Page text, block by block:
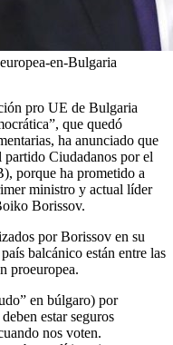
en-Bulgaria
pro UE de Bulgaria
que quedó
ha anunciado que
Ciudadanos por el
porque ha prometido a
ministro y actual líder
Borissov.
por Borissov en su
balcánico están entre las
proeuropea.
en búlgaro) por
estar seguros
nos voten.